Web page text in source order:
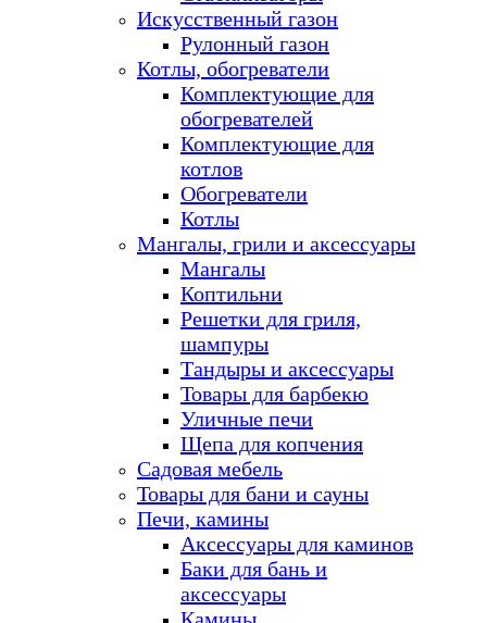
Искусственный газон
Рулонный газон
Котлы, обогреватели
Комплектующие для
обогревателей
Комплектующие для
котлов
Обогреватели
Котлы
Мангалы, грили и аксессуары
Мангалы
Коптильни
Решетки для гриля,
шампуры
Тандыры и аксессуары
Товары для барбекю
Уличные печи
Щепа для копчения
Садовая мебель
Товары для бани и сауны
Печи, камины
Аксессуары для каминов
Баки для бань и
аксессуары